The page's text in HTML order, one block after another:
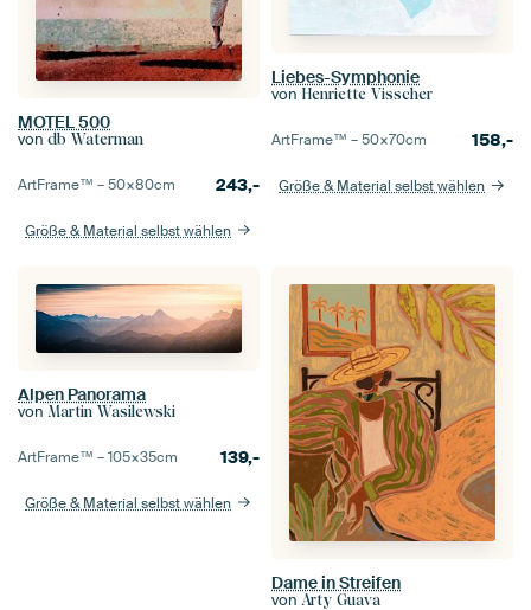
MOTEL 500
von db Waterman
ArtFrame™ –50×80cm 243,-
Größe & Material selbst wählen
Liebes-Symphonie
von Henriette Visscher
ArtFrame™ –50×70cm 158,-
Größe & Material selbst wählen
Alpen Panorama
von Martin Wasilewski
ArtFrame™ –105×35cm 139,-
Größe & Material selbst wählen
Dame in Streifen
von Arty Guava